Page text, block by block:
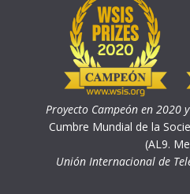
Proyecto Campeón en 2020
Cumbre Mundial de la
(AL9.
Unión Internacional de